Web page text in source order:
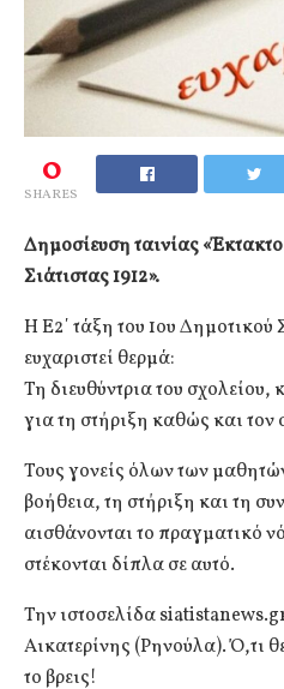
0
SHARES
Δημοσίευση ταινίας
Σιάτιστας 1912».
Η Ε2΄ τάξη του 1ου Δημοτικού
ευχαριστεί θερμά:
Τη διευθύντρια του
για τη στήριξη καθώς και
Τους γονείς όλων των
βοήθεια, τη στήριξη και τη
αισθάνονται το πραγματικό
στέκονται δίπλα σε αυτό.
Την ιστοσελίδα
Αικατερίνης (Ρηνούλα). Ό,τι
το βρεις!